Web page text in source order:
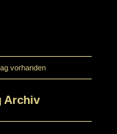
vorhanden
Archiv